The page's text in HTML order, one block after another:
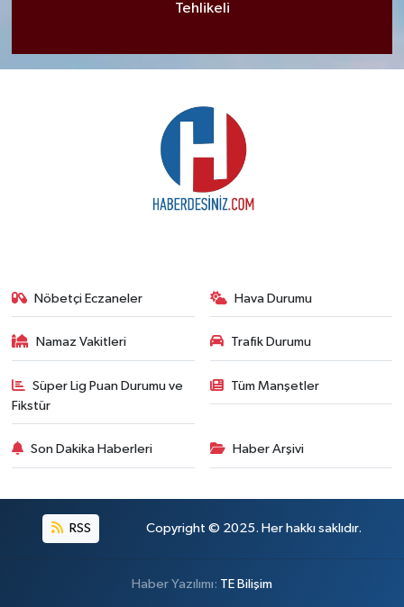
Tehlikeli
Nöbetçi Eczaneler Hava Durumu
Namaz Vakitleri Trafik Durumu
Süper Lig Puan Durumu ve
Fikstür
Tüm Manşetler
Son Dakika Haberleri Haber Arşivi
RSS Copyright © 2025. Her hakkı saklıdır.
Haber Yazılımı: TE Bilişim